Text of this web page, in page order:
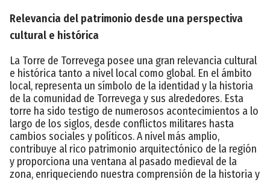
Relevancia del patrimonio desde una perspectiva
cultural e histórica
La Torre de Torrevega posee una gran relevancia cultural
e histórica tanto a nivel local como global. En el ámbito
local, representa un símbolo de la identidad y la historia
de la comunidad de Torrevega y sus alrededores. Esta
torre ha sido testigo de numerosos acontecimientos a lo
largo de los siglos, desde conflictos militares hasta
cambios sociales y políticos. A nivel más amplio,
contribuye al rico patrimonio arquitectónico de la región
y proporciona una ventana al pasado medieval de la
zona, enriqueciendo nuestra comprensión de la historia y